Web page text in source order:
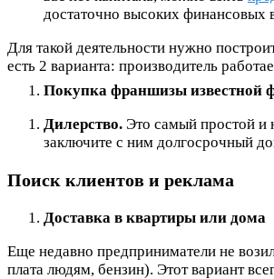
достаточно высоких финансовых
Для такой деятельности нужно
есть 2 варианта: производитель
Покупка франшизы известной
Дилерство. Это самый простой и
заключите с ним долгосрочный
Поиск клиентов и реклама
Доставка в квартиры или дома
Еще недавно предприниматели не
плата людям, бензин). Этот вариант